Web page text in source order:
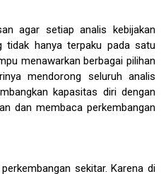
agar setiap analis kebijakan
tidak hanya terpaku pada satu
menawarkan berbagai pilihan
mendorong seluruh analis
kapasitas diri dengan
dan membaca perkembangan
sekitar. Karena di